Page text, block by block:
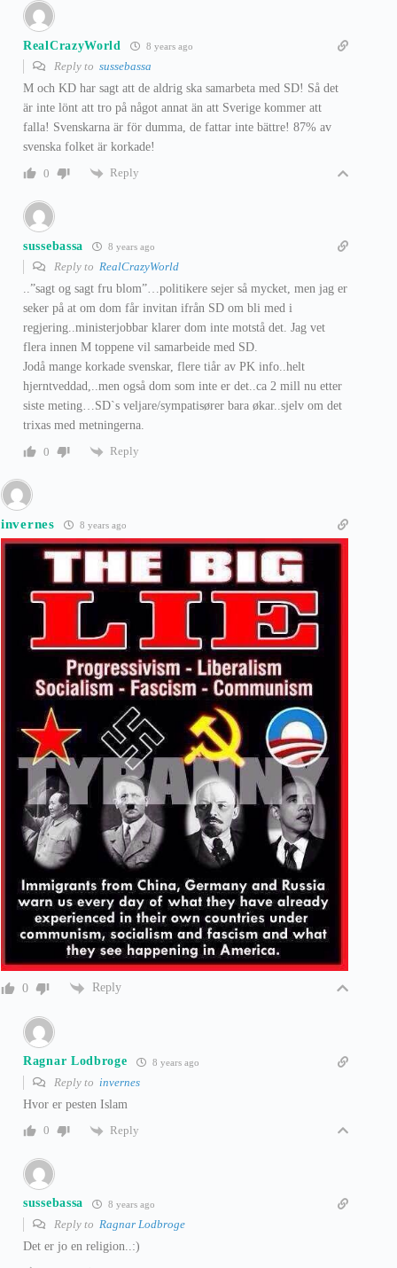
RealCrazyWorld 8 years ago
Reply to sussebassa
M och KD har sagt att de aldrig ska samarbeta med SD! Så det
är inte lönt att tro på något annat än att Sverige kommer att
falla! Svenskarna är för dumma, de fattar inte bättre! 87% av
svenska folket är korkade!
0
Reply
sussebassa 8 years ago
Reply to RealCrazyWorld
..”sagt og sagt fru blom”…politikere sejer så mycket, men jag er
seker på at om dom får invitan ifrån SD om bli med i
regjering..ministerjobbar klarer dom inte motstå det. Jag vet
flera innen M toppene vil samarbeide med SD.
Jodå mange korkade svenskar, flere tiår av PK info..helt
hjerntveddad,..men også dom som inte er det..ca 2 mill nu etter
siste meting…SD`s veljare/sympatisører bara økar..sjelv om det
trixas med metningerna.
0
Reply
invernes 8 years ago
0 Reply
Ragnar Lodbroge 8 years ago
Reply to invernes
Hvor er pesten Islam
0
Reply
sussebassa 8 years ago
Reply to Ragnar Lodbroge
Det er jo en religion..:)